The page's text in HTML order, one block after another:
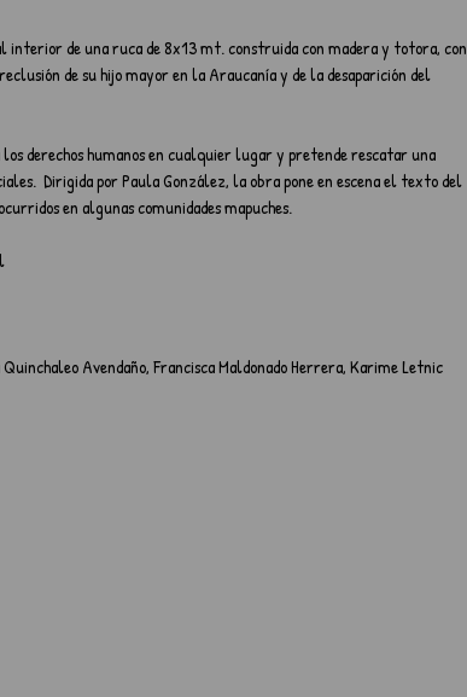
de una ruca de 8x13 mt. construida con madera y totora, con
de su hijo mayor en la Araucanía y de la desaparición del
derechos humanos en cualquier lugar y pretende rescatar una
Dirigida por Paula González, la obra pone en escena el texto del
en algunas comunidades mapuches.
Avendaño, Francisca Maldonado Herrera, Karime Letnic